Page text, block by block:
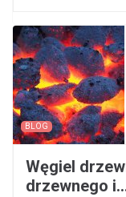
BLOG
Węgiel
drzewnego